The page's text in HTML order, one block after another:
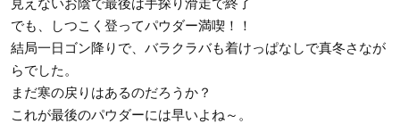
見えないお陰で最後は手探り滑走で終了
でも、しつこく登ってパウダー満喫！！
結局一日ゴン降りで、バラクラバも着けっぱなしで真冬さなが
らでした。
まだ寒の戻りはあるのだろうか？
これが最後のパウダーには早いよね～。